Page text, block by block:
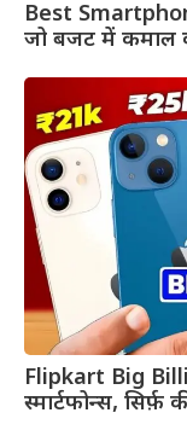
Best
जो बजट में कमाल
Flipkart Big
स्मार्टफोन्स,